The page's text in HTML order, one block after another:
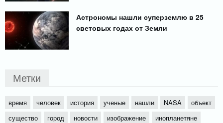
Астрономы нашли суперземлю в 25
световых годах от Земли
Метки
время человек история ученые нашли NASA
объект
существо
город новости изображение
инопланетяне